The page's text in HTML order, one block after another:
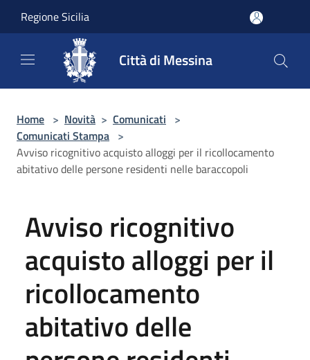
Regione Sicilia
Città di Messina
Home > Novità > Comunicati >
Comunicati Stampa >
Avviso ricognitivo acquisto alloggi per il ricollocamento
abitativo delle persone residenti nelle baraccopoli
Avviso ricognitivo
acquisto alloggi per il
ricollocamento
abitativo delle